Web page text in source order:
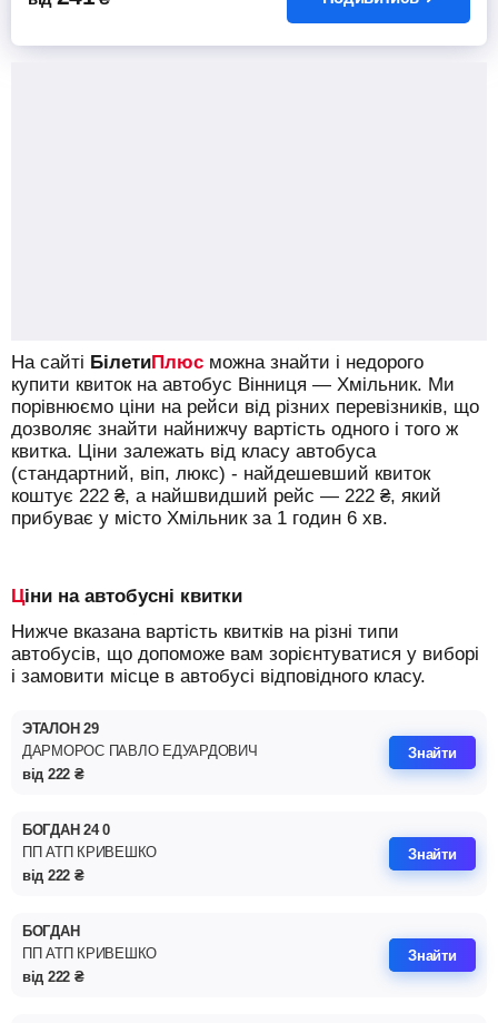
На сайті БілетиПлюс можна знайти і недорого
купити квиток на автобус Вінниця — Хмільник. Ми
порівнюємо ціни на рейси від різних перевізників, що
дозволяє знайти найнижчу вартість одного і того ж
квитка. Ціни залежать від класу автобуса
(стандартний, віп, люкс) - найдешевший квиток
коштує 222 ₴, а найшвидший рейс — 222 ₴, який
прибуває у місто Хмільник за 1 годин 6 хв.
Ціни на автобусні квитки
Нижче вказана вартість квитків на різні типи
автобусів, що допоможе вам зорієнтуватися у виборі
і замовити місце в автобусі відповідного класу.
ЭТАЛОН 29
ДАРМОРОС ПАВЛО ЕДУАРДОВИЧ
від 222 ₴
Знайти
БОГДАН 24 0
ПП АТП КРИВЕШКО
від 222 ₴
Знайти
БОГДАН
ПП АТП КРИВЕШКО
від 222 ₴
Знайти